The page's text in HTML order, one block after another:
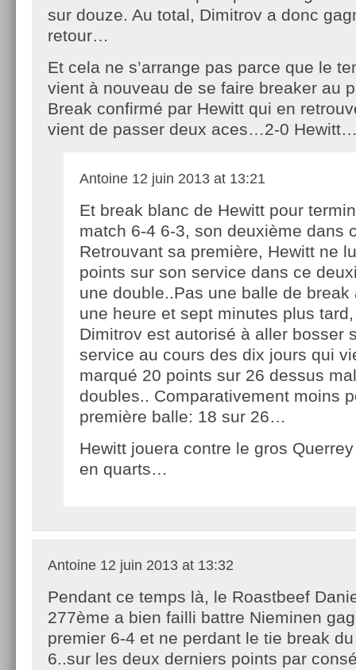
sur douze. Au total, Dimitrov a donc
retour…
Et cela ne s’arrange pas parce que le
vient à nouveau de se faire breaker au
Break confirmé par Hewitt qui en
vient de passer deux aces…2-0
Antoine 12 juin 2013 at 13:21
Et break blanc de Hewitt pour
match 6-4 6-3, son deuxième dans
Retrouvant sa première, Hewitt ne
points sur son service dans ce
une double..Pas une balle de break
une heure et sept minutes plus
Dimitrov est autorisé à aller bosser
service au cours des dix jours qui
marqué 20 points sur 26 dessus
doubles.. Comparativement moins
première balle: 18 sur 26…
Hewitt jouera contre le gros
en quarts…
Antoine 12 juin 2013 at 13:32
Pendant ce temps là, le Roastbeef
277ème a bien failli battre Nieminen
premier 6-4 et ne perdant le tie break
6..sur les deux derniers points par